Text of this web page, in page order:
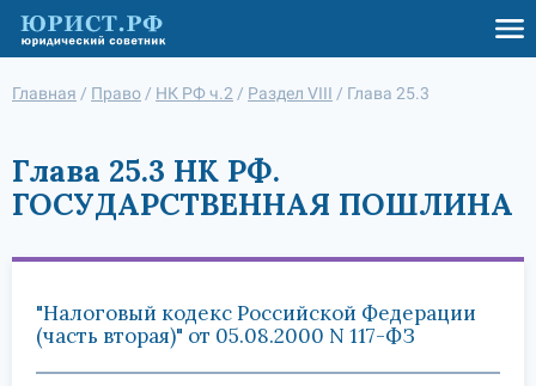
Главная / Право / НК РФ ч.2 / Раздел VIII / Глава 25.3
Глава 25.3 НК РФ.
ГОСУДАРСТВЕННАЯ ПОШЛИНА
"Налоговый кодекс Российской Федерации
(часть вторая)" от 05.08.2000 N 117-ФЗ